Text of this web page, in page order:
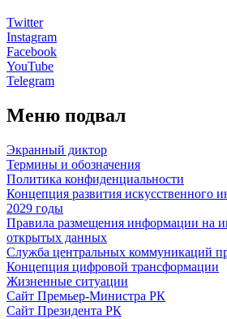
Twitter
Instagram
Facebook
YouTube
Telegram
Меню подвал
Экранный диктор
Термины и обозначения
Политика конфиденциальности
Концепция развития искусственного
2029 годы
Правила размещения информации на
открытых данных
Служба центральных коммуникаций
Концепция цифровой трансформации
Жизненные ситуации
Сайт Премьер-Министра РК
Сайт Президента РК